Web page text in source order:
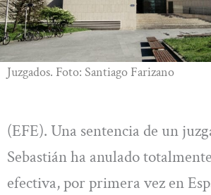
Juzgados. Foto: Santiago Farizano
(EFE). Una sentencia de un
Sebastián ha anulado
efectiva, por primera vez en